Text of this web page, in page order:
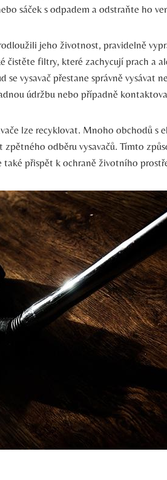
sáček s odpadem a odstraňte ho
jeho životnost, pravidelně
čistěte filtry, které zachycují prach a
vysavač přestane správně vysávat
údržbu nebo případně
lze recyklovat. Mnoho obchodů s
odběru vysavačů. Tímto
přispět k ochraně životního